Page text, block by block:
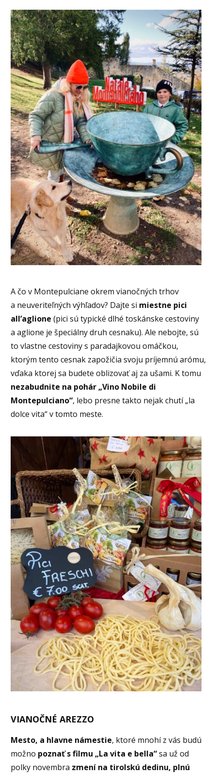
A čo v Montepulciane okrem vianočných trhov
a neuveriteľných výhľadov? Dajte si miestne pici
all’aglione (pici sú typické dlhé toskánske cestoviny
a aglione je špeciálny druh cesnaku). Ale nebojte, sú
to vlastne cestoviny s paradajkovou omáčkou,
ktorým tento cesnak zapožičia svoju príjemnú arómu,
vďaka ktorej sa budete oblizovať aj za ušami. K tomu
nezabudnite na pohár „Vino Nobile di
Montepulciano“, lebo presne takto nejak chutí „la
dolce vita“ v tomto meste.
VIANOČNÉ AREZZO
Mesto, a hlavne námestie, ktoré mnohí z vás budú
možno poznať s filmu „La vita e bella“sa už od
polky novembra zmení na tirolskú dedinu, plnú